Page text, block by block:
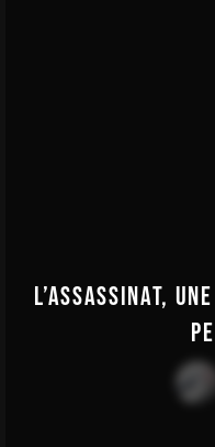
L’ASSASSINAT,